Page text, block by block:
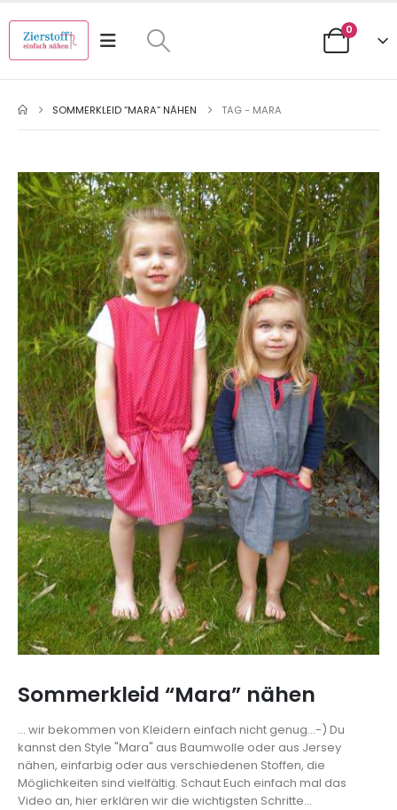
0
SOMMERKLEID “MARA” NÄHEN TAG - MARA
Sommerkleid “Mara” nähen
... wir bekommen von Kleidern einfach nicht genug...-) Du
kannst den Style "Mara" aus Baumwolle oder aus Jersey
nähen, einfarbig oder aus verschiedenen Stoffen, die
Möglichkeiten sind vielfältig. Schaut Euch einfach mal das
Video an, hier erklären wir die wichtigsten Schritte...